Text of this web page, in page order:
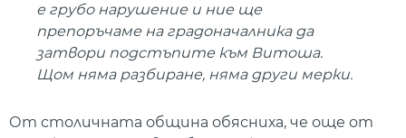
е грубо нарушение и ние ще
препоръчаме на градоначалника да
затвори подстъпите към Витоша.
Щом няма разбиране, няма други мерки.
От столичната община обясниха, че още от